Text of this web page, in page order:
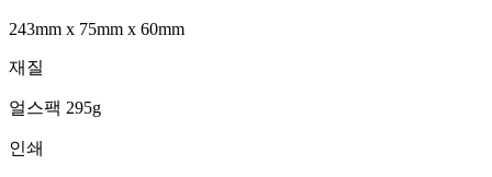
243mm x 75mm x 60mm
재질
얼스팩 295g
인쇄